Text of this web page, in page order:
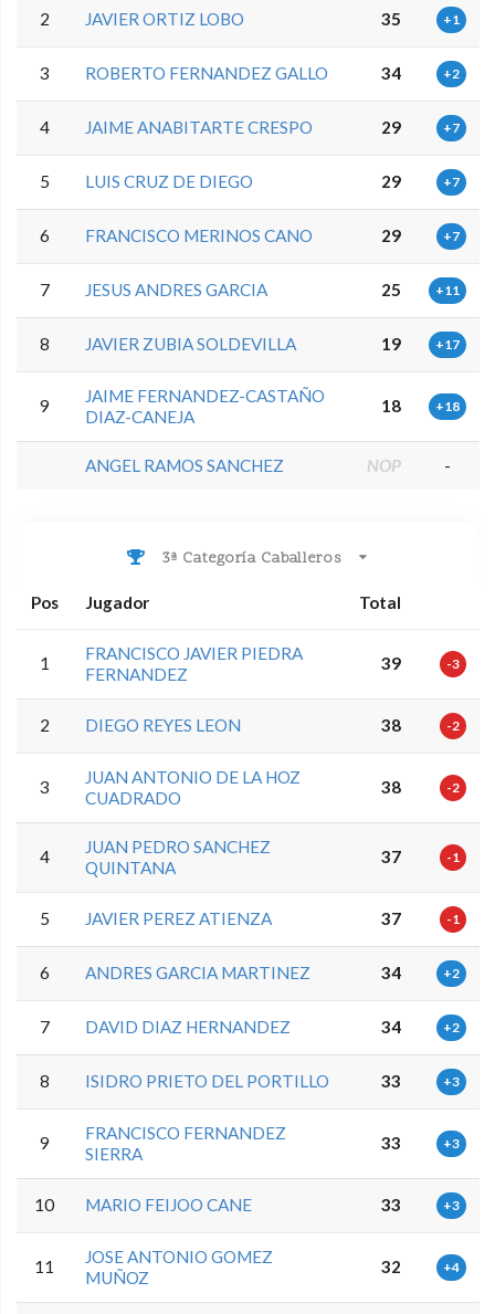
2 JAVIER ORTIZ LOBO 35 +1
3 ROBERTO FERNANDEZ GALLO 34 +2
4 JAIME ANABITARTE CRESPO 29 +7
5 LUIS CRUZ DE DIEGO 29 +7
6 FRANCISCO MERINOS CANO 29 +7
7 JESUS ANDRES GARCIA 25 +11
8 JAVIER ZUBIA SOLDEVILLA 19 +17
9
JAIME FERNANDEZ-CASTAÑO
DIAZ-CANEJA
18 +18
ANGEL RAMOS SANCHEZ NOP -
3ª Categoría Caballeros
Pos Jugador Total
1
FRANCISCO JAVIER PIEDRA
FERNANDEZ
39 -3
2 DIEGO REYES LEON 38 -2
3
JUAN ANTONIO DE LA HOZ
CUADRADO
38 -2
4
JUAN PEDRO SANCHEZ
QUINTANA
37 -1
5 JAVIER PEREZ ATIENZA 37 -1
6 ANDRES GARCIA MARTINEZ 34 +2
7 DAVID DIAZ HERNANDEZ 34 +2
8 ISIDRO PRIETO DEL PORTILLO 33 +3
9
FRANCISCO FERNANDEZ
SIERRA
33 +3
10 MARIO FEIJOO CANE 33 +3
11
JOSE ANTONIO GOMEZ
MUÑOZ
32 +4